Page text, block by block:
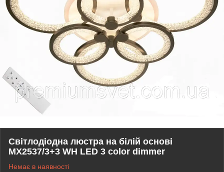
Світлодіодна люстра на білій основі
MX2537/3+3 WH LED 3 color dimmer
Немає в наявності